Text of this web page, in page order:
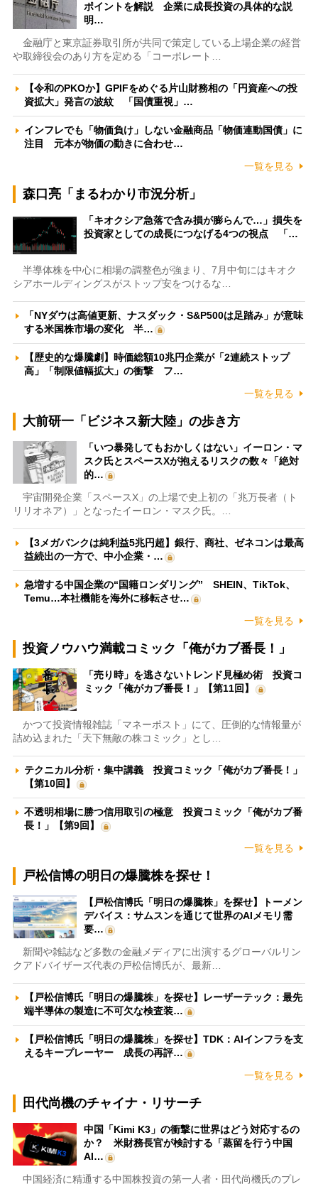
ポイントを解説 企業に成長投資の具体的な説
明…
金融庁と東京証券取引所が共同で策定している上場企業の経営
や取締役会のあり方を定める「コーポレート…
【令和のPKOか】GPIFをめぐる片山財務相の「円資産への投
資拡大」発言の波紋 「国債重視」…
インフレでも「物価負け」しない金融商品「物価連動国債」に
注目 元本が物価の動きに合わせ…
一覧を見る
森口亮「まるわかり市況分析」
「キオクシア急落で含み損が膨らんで…」損失を
投資家としての成長につなげる4つの視点 「…
半導体株を中心に相場の調整色が強まり、7月中旬にはキオク
シアホールディングスがストップ安をつけるな…
「NYダウは高値更新、ナスダック・S&P500は足踏み」が意味
する米国株市場の変化 半…
【歴史的な爆騰劇】時価総額10兆円企業が「2連続ストップ
高」「制限値幅拡大」の衝撃 フ…
一覧を見る
大前研一「ビジネス新大陸」の歩き方
「いつ暴発してもおかしくはない」イーロン・マ
スク氏とスペースXが抱えるリスクの数々「絶対
的…
宇宙開発企業「スペースX」の上場で史上初の「兆万長者（ト
リリオネア）」となったイーロン・マスク氏。…
【3メガバンクは純利益5兆円超】銀行、商社、ゼネコンは最高
益続出の一方で、中小企業・…
急増する中国企業の“国籍ロンダリング” SHEIN、TikTok、
Temu…本社機能を海外に移転させ…
一覧を見る
投資ノウハウ満載コミック「俺がカブ番長！」
「売り時」を逃さないトレンド見極め術 投資コ
ミック「俺がカブ番長！」【第11回】
かつて投資情報雑誌「マネーポスト」にて、圧倒的な情報量が
詰め込まれた「天下無敵の株コミック」とし…
テクニカル分析・集中講義 投資コミック「俺がカブ番長！」
【第10回】
不透明相場に勝つ信用取引の極意 投資コミック「俺がカブ番
長！」【第9回】
一覧を見る
戸松信博の明日の爆騰株を探せ！
【戸松信博氏「明日の爆騰株」を探せ】トーメン
デバイス：サムスンを通じて世界のAIメモリ需
要…
新聞や雑誌など多数の金融メディアに出演するグローバルリン
クアドバイザーズ代表の戸松信博氏が、最新…
【戸松信博氏「明日の爆騰株」を探せ】レーザーテック：最先
端半導体の製造に不可欠な検査装…
【戸松信博氏「明日の爆騰株」を探せ】TDK：AIインフラを支
えるキープレーヤー 成長の再評…
一覧を見る
田代尚機のチャイナ・リサーチ
中国「Kimi K3」の衝撃に世界はどう対応するの
か？ 米財務長官が検討する「蒸留を行う中国
AI…
中国経済に精通する中国株投資の第一人者・田代尚機氏のプレ